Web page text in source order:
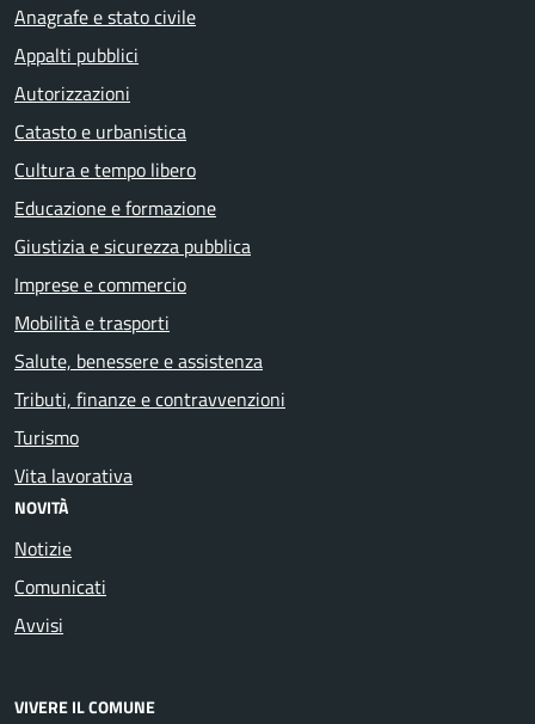
Anagrafe e stato civile
Appalti pubblici
Autorizzazioni
Catasto e urbanistica
Cultura e tempo libero
Educazione e formazione
Giustizia e sicurezza pubblica
Imprese e commercio
Mobilità e trasporti
Salute, benessere e assistenza
Tributi, finanze e contravvenzioni
Turismo
Vita lavorativa
NOVITÀ
Notizie
Comunicati
Avvisi
VIVERE IL COMUNE